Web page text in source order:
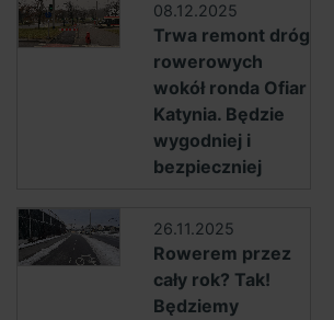
08.12.2025
Trwa remont dróg
rowerowych
wokół ronda Ofiar
Katynia. Będzie
wygodniej i
bezpieczniej
26.11.2025
Rowerem przez
cały rok? Tak!
Będziemy